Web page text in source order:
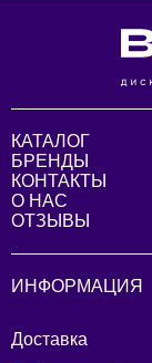
КАТАЛОГ
БРЕНДЫ
КОНТАКТЫ
О НАС
ОТЗЫВЫ
ИНФОРМАЦИЯ
Доставка